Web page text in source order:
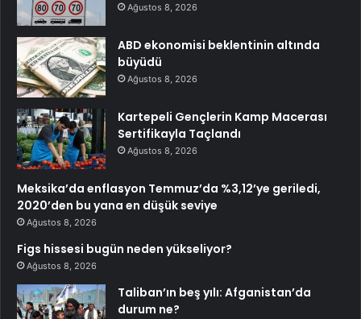
Ağustos 8, 2026
ABD ekonomisi beklentinin altında
büyüdü
Ağustos 8, 2026
Kartepeli Gençlerin Kamp Macerası
Sertifikayla Taçlandı
Ağustos 8, 2026
Meksika’da enflasyon Temmuz’da %3,12’ye geriledi,
2020’den bu yana en düşük seviye
Ağustos 8, 2026
Figs hissesi bugün neden yükseliyor?
Ağustos 8, 2026
Taliban’ın beş yılı: Afganistan’da
durum ne?